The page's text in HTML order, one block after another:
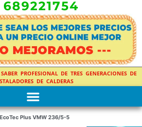
689221754
PROFESIONAL DE TRES GENERACIONES DE
DE CALDERAS
Plus VMW 236/5-5